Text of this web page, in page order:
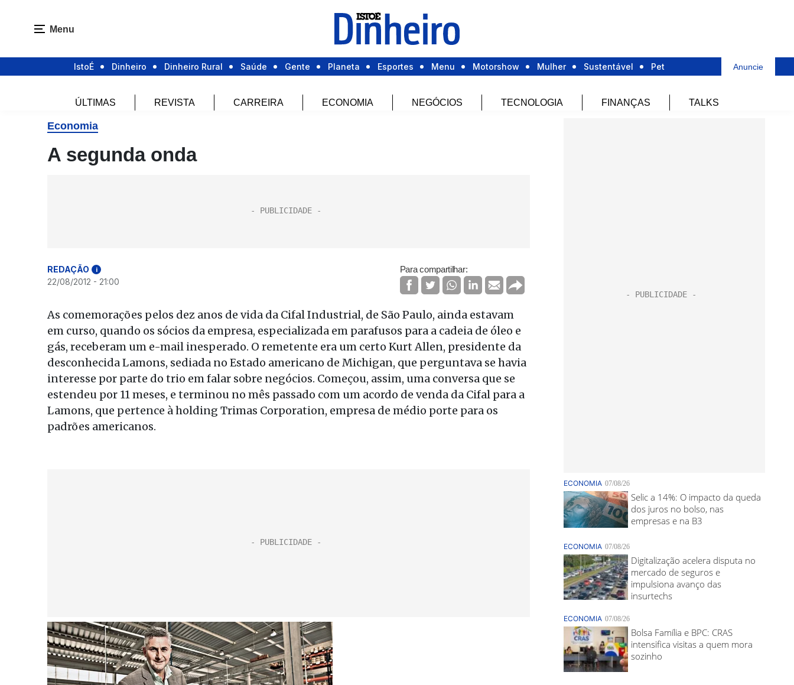
Menu
IstoÉ Dinheiro Dinheiro Rural Saúde Gente Planeta Esportes Menu Motorshow Mulher Sustentável Pet Anuncie
ÚLTIMAS REVISTA CARREIRA ECONOMIA NEGÓCIOS TECNOLOGIA FINANÇAS TALKS
Economia
A segunda onda
REDAÇÃO i
22/08/2012 - 21:00
Para compartilhar:
As comemorações pelos dez anos de vida da Cifal Industrial, de São Paulo, ainda estavam
em curso, quando os sócios da empresa, especializada em parafusos para a cadeia de óleo e
gás, receberam um e-mail inesperado. O remetente era um certo Kurt Allen, presidente da
desconhecida Lamons, sediada no Estado americano de Michigan, que perguntava se havia
interesse por parte do trio em falar sobre negócios. Começou, assim, uma conversa que se
estendeu por 11 meses, e terminou no mês passado com um acordo de venda da Cifal para a
Lamons, que pertence à holding Trimas Corporation, empresa de médio porte para os
padrões americanos.